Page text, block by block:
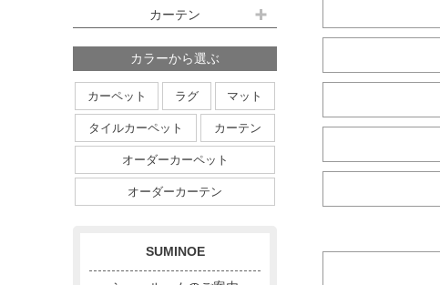
廊下敷き
約350ｘ400cm
約350ｘ450cm
約350ｘ500cm
円形サイズ
ダイニングサイズ
日本製
ストライプ＆ボーダー
円形
カーテン
北欧デザイン
ナチュラルデザイン
無地・無地調
抽象柄
花柄
植物柄
鳥・動物
ストライプ・ボーダー
チェック
ドット
サークル
カラーから選ぶ
カーペット ラグ マット
タイルカーペット カーテン
オーダーカーペット
オーダーカーテン
SUMINOE